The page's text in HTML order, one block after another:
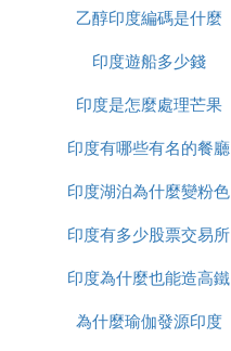
多少錢
乙醇印度編碼是什麼
印度遊船多少錢
印度是怎麼處理芒果
印度有哪些有名的餐廳
印度湖泊為什麼變粉色
印度有多少股票交易所
印度為什麼也能造高鐵
為什麼瑜伽發源印度